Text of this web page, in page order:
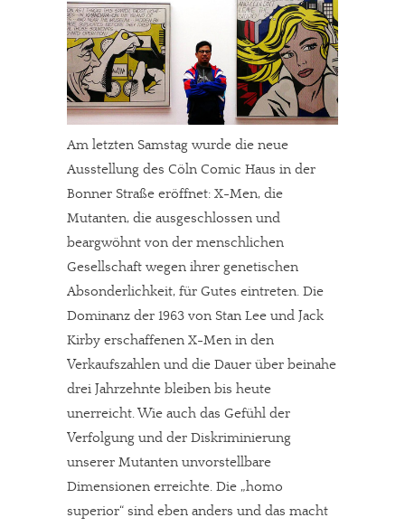
Am letzten Samstag wurde die neue
Ausstellung des Cöln Comic Haus in der
Bonner Straße eröffnet: X-Men, die
Mutanten, die ausgeschlossen und
beargwöhnt von der menschlichen
Gesellschaft wegen ihrer genetischen
Absonderlichkeit, für Gutes eintreten. Die
Dominanz der 1963 von Stan Lee und Jack
Kirby erschaffenen X-Men in den
Verkaufszahlen und die Dauer über beinahe
drei Jahrzehnte bleiben bis heute
unerreicht. Wie auch das Gefühl der
Verfolgung und der Diskriminierung
unserer Mutanten unvorstellbare
Dimensionen erreichte. Die „homo
superior“ sind eben anders und das macht